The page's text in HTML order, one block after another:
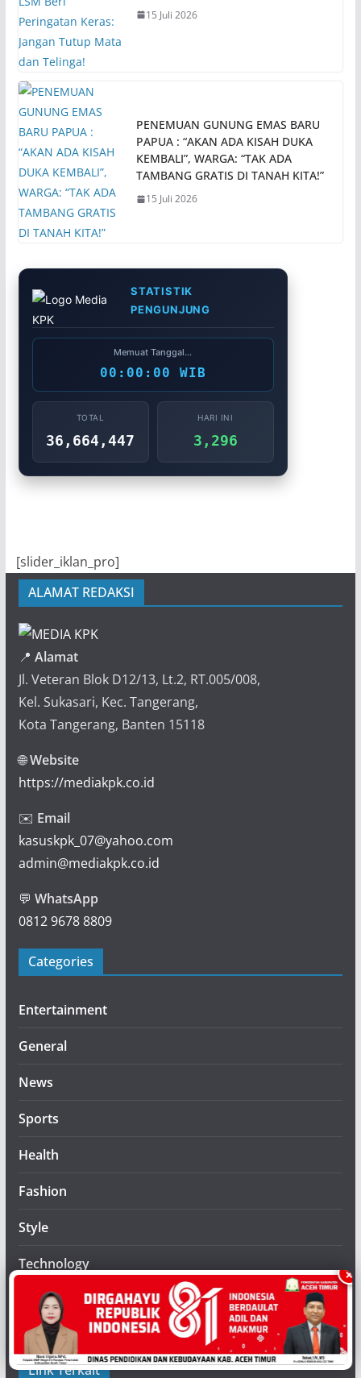
15 Juli 2026
PENEMUAN GUNUNG EMAS BARU
PAPUA : “AKAN ADA KISAH DUKA
KEMBALI”, WARGA: “TAK ADA
TAMBANG GRATIS DI TANAH KITA!”
15 Juli 2026
STATISTIK
PENGUNJUNG
Memuat Tanggal...
00:00:00 WIB
TOTAL
36,664,447
HARI INI
3,296
[slider_iklan_pro]
ALAMAT REDAKSI
📍 Alamat
Jl. Veteran Blok D12/13, Lt.2, RT.005/008,
Kel. Sukasari, Kec. Tangerang,
Kota Tangerang, Banten 15118
🌐Website
https://mediakpk.co.id
✉️ Email
kasuskpk_07@yahoo.com
admin@mediakpk.co.id
💬 WhatsApp
0812 9678 8809
Categories
Entertainment
General
News
Sports
Health
Fashion
Style
Technology
FEATURED
Latest
Link Terkait
×